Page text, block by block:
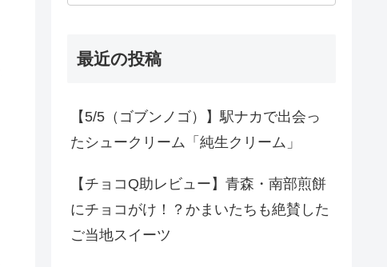
最近の投稿
【5/5（ゴブンノゴ）】駅ナカで出会っ
たシュークリーム「純生クリーム」
【チョコQ助レビュー】青森・南部煎餅
にチョコがけ！？かまいたちも絶賛した
ご当地スイーツ